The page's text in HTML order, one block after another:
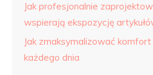
Jak profesjonalnie
wspierają ekspozycję
Jak zmaksymalizować
każdego dnia